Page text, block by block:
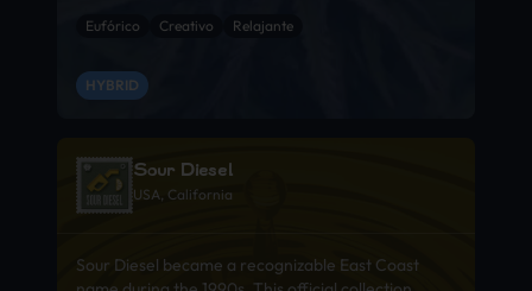
Eufórico Creativo Relajante
HYBRID
Sour Diesel
USA, California
Sour Diesel became a recognizable East Coast